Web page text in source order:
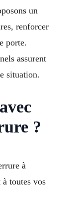
un
renforcer
porte.
assurent
situation.
?
à
toutes vos